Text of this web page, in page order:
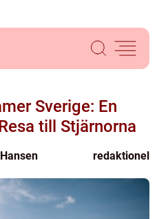
Sverige: En
till Stjärnorna
redaktionel